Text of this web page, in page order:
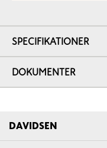
SPECIFIKATIONER
DOKUMENTER
DAVIDSEN